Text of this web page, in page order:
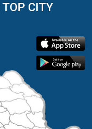
TOP CITY